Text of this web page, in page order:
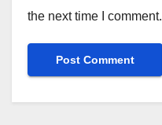
the next time I comment.